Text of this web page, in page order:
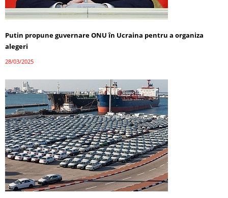
Putin propune guvernare ONU în Ucraina pentru a organiza
alegeri
28/03/2025